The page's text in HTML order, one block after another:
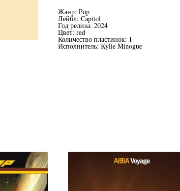
Жанр: Pop
Лейбл: Capitol
Год релиза: 2024
Цвет: red
Количество пластинок: 1
Исполнитель: Kylie Minogue